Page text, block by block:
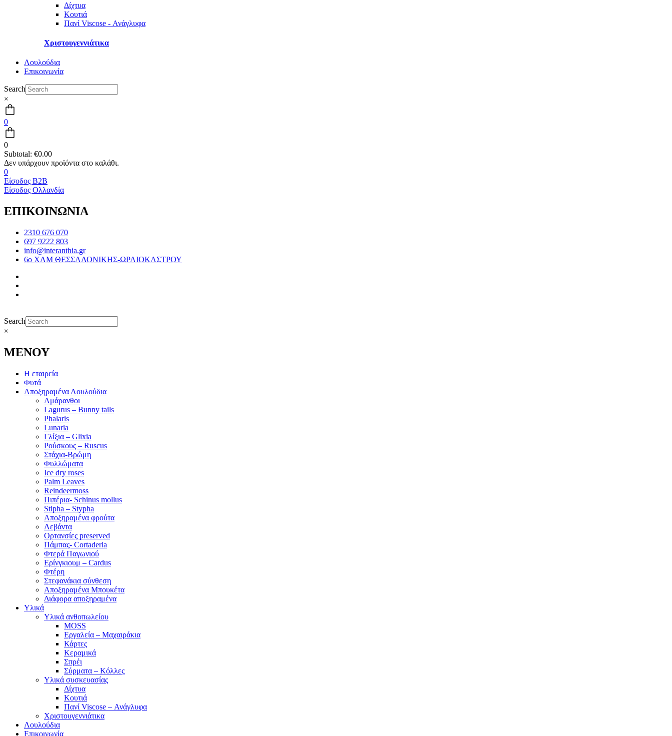
Δίχτυα
Κουτιά
Πανί Viscose - Ανάγλυφα
Χριστουγεννιάτικα
Λουλούδια
Επικοινωνία
Search
×
0
0
Subtotal: €0.00
0
Είσοδος B2B
Είσοδος Ολλανδία
ΕΠΙΚΟΙΝΩΝΙΑ
2310 676 070
697 9222 803
info@interanthia.gr
6ο ΧΛΜ ΘΕΣΣΑΛΟΝΙΚΗΣ-ΩΡΑΙΟΚΑΣΤΡΟΥ
Search
×
ΜΕΝΟΥ
Η εταιρεία
Φυτά
Αποξηραμένα Λουλούδια
Αμάρανθοι
Lagurus – Bunny tails
Phalaris
Lunaria
Γλίξια – Glixia
Ρούσκους – Ruscus
Στάχια-Βρώμη
Φυλλώματα
Ice dry roses
Palm Leaves
Reindeermoss
Πιπέρια- Schinus mollus
Stipha – Stypha
Αποξηραμένα φρούτα
Λεβάντα
Ορτανσίες preserved
Πάμπας- Cortaderia
Φτερά Παγωνιού
Ερίνγκιουμ – Cardus
Φτέρη
Στεφανάκια σύνθεση
Αποξηραμένα Μπουκέτα
Διάφορα αποξηραμένα
Υλικά
Υλικά ανθοπωλείου
MOSS
Εργαλεία – Μαχαιράκια
Κάρτες
Κεραμικά
Σπρέι
Σύρματα – Κόλλες
Υλικά συσκευασίας
Δίχτυα
Κουτιά
Πανί Viscose – Ανάγλυφα
Χριστουγεννιάτικα
Λουλούδια
Επικοινωνία